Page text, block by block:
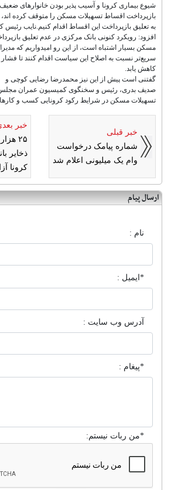
شیوع بیماری کرونا و آسیب پذیر بودن خانوارهای
بازپرداخت اقساط تسهیلات مسکن را متوقف کرده اند،
به تعلیق بازپرداخت این اقساط اقدام کنیم.نایب
افزود: رویکرد کنونی بانک مرکزی در عدم تعلیق
مسکن بسیار اشتباه است، از این رو امیدواریم که
سریع‌تر نسبت به اصلاح این سیاست اقدام کنند تا
کاهش یابد.
گفتنی است پیش از این نیز محمدرضا رضایی کوچی و
صدیف بدری، رئیس و سخنگوی کمیسیون عمران
تسهیلات مسکن در شرایط رکود کرونایی کسب و کارها
خبر قبلی
شماره پیامک درخواست
وام یک میلیونی اعلام شد
خبر
۲۵
ذخایر
کرونا
ارسال پیام
نام :
*ایمیل :
آدرس وب سایت :
*پیغام :
*من ربات نیستم: